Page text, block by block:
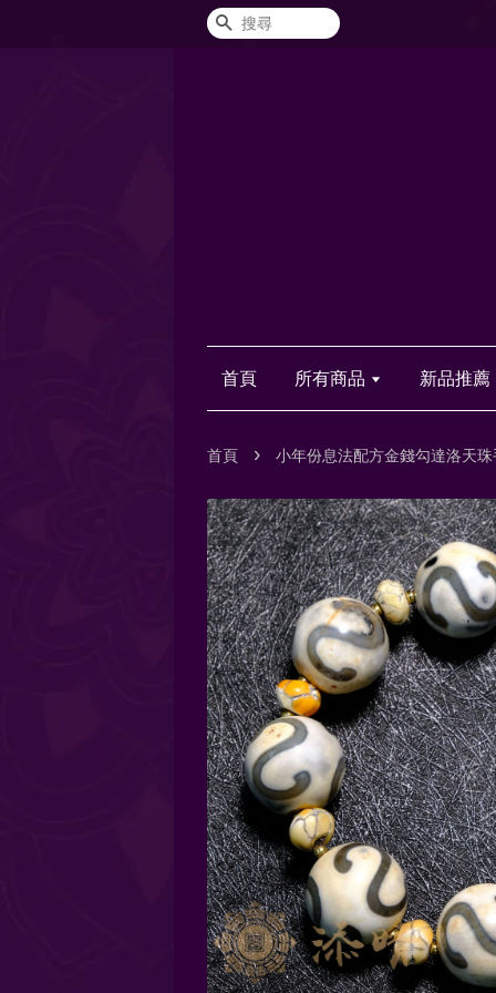
搜尋
首頁 所有商品 新品推薦
首頁 › 小年份息法配方金錢勾達洛天珠